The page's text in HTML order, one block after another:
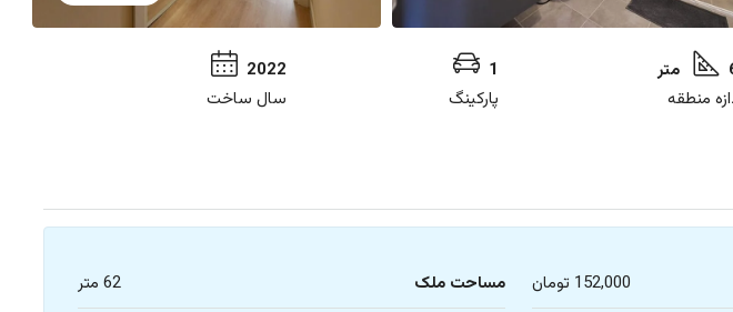
منطقه
1
پارکینگ
2022
سال ساخت
152,000 تومان مساحت ملک
62 متر